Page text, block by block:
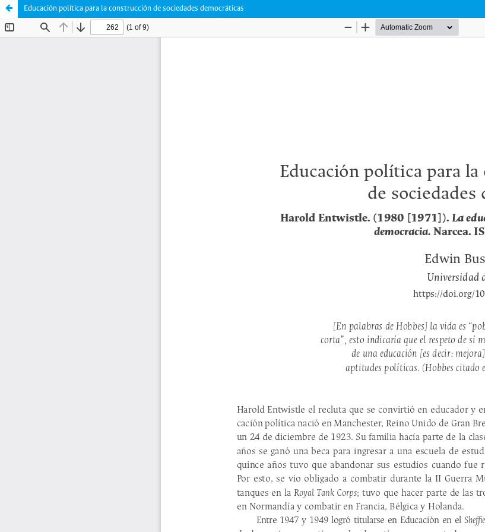
Educación política para la construcción de sociedades democráticas